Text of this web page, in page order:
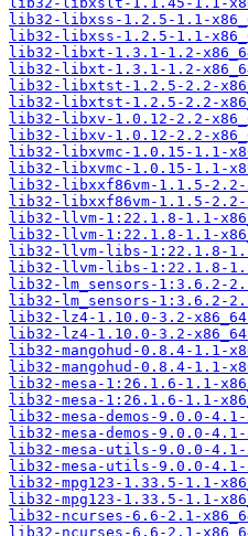
lib32-libxss-1.2.5-1.1-
lib32-libxss-1.2.5-1.1-
lib32-libxt-1.3.1-1.2-
lib32-libxt-1.3.1-1.2-
lib32-libxtst-1.2.5-2.2-
lib32-libxtst-1.2.5-2.2-
lib32-libxv-1.0.12-2.2-
lib32-libxv-1.0.12-2.2-
lib32-libxvmc-1.0.15-1.1-
lib32-libxvmc-1.0.15-1.1-
lib32-libxxf86vm-1.1.5-
lib32-libxxf86vm-1.1.5-
lib32-llvm-1:22.1.8-1.1-
lib32-llvm-1:22.1.8-1.1-
lib32-llvm-libs-1:22.1.8-
lib32-llvm-libs-1:22.1.8-
lib32-lm_sensors-1:3.6.2-
lib32-lm_sensors-1:3.6.2-
lib32-lz4-1.10.0-3.2-
lib32-lz4-1.10.0-3.2-
lib32-mangohud-0.8.4-1.1-
lib32-mangohud-0.8.4-1.1-
lib32-mesa-1:26.1.6-1.1-
lib32-mesa-1:26.1.6-1.1-
lib32-mesa-demos-9.0.0-
lib32-mesa-demos-9.0.0-
lib32-mesa-utils-9.0.0-
lib32-mesa-utils-9.0.0-
lib32-mpg123-1.33.5-1.1-
lib32-mpg123-1.33.5-1.1-
lib32-ncurses-6.6-2.1-
lib32-ncurses-6.6-2.1-